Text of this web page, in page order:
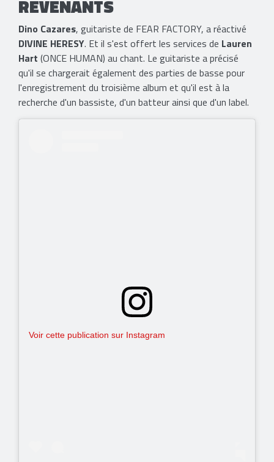
REVENANTS
Dino Cazares, guitariste de FEAR FACTORY, a réactivé
DIVINE HERESY. Et il s'est offert les services de Lauren
Hart (ONCE HUMAN) au chant. Le guitariste a précisé
qu'il se chargerait également des parties de basse pour
l'enregistrement du troisième album et qu'il est à la
recherche d'un bassiste, d'un batteur ainsi que d'un label.
Voir cette publication sur Instagram